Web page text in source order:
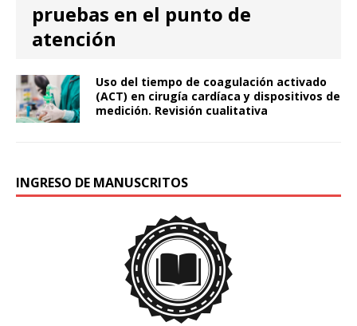
pruebas en el punto de
atención
Uso del tiempo de coagulación activado
(ACT) en cirugía cardíaca y dispositivos de
medición. Revisión cualitativa
INGRESO DE MANUSCRITOS